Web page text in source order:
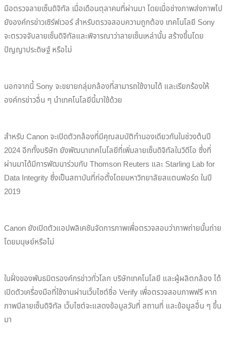
มือตรวจลายเซ็นดิจิทัล เมื่อเดือนตุลาคมที่ผ่านมา โดยเมื่อช่างภาพส่งภาพไป
ยังองค์กรข่าวเซิร์ฟเวอร์ สำหรับตรวจสอบความถูกต้อง เทคโนโลยี Sony
จะตรวจจับลายเซ็นดิจิทัลและพิจารณาว่าลายเซ็นเหล่านั้น สร้างขึ้นโดย
ปัญญาประดิษฐ์ หรือไม่
นอกจากนี้ Sony จะขยายกลุ่มกล้องที่สามารถใช้งานได้ และเรียกร้องให้
องค์กรข่าวอื่น ๆ นำเทคโนโลยีนี้มาใช้ด้วย
สำหรับ Canon จะเปิดตัวกล้องที่มีคุณสมบัติทำนองเดียวกันในช่วงต้นปี
2024 อีกทั้งบริษัท ยังพัฒนาเทคโนโลยีที่เพิ่มลายเซ็นดิจิทัลในวิดีโอ ซึ่งที่
ผ่านมาได้มีการพัฒนาร่วมกับ Thomson Reuters และ Starling Lab for
Data Integrity ซึ่งเป็นสถาบันที่ก่อตั้งโดยมหาวิทยาลัยสแตนฟอร์ด ในปี
2019
Canon ยังเปิดตัวแอปพลิเคชันจัดการภาพเพื่อตรวจสอบว่าภาพถ่ายนั้นถ่าย
โดยมนุษย์หรือไม่
ในฝั่งของพันธมิตรองค์กรข่าวทั่วโลก บริษัทเทคโนโลยี และผู้ผลิตกล้อง ได้
เปิดตัวเครื่องมือที่ใช้งานผ่านเว็บไซต์ชื่อ Verify เพื่อตรวจสอบภาพฟรี หาก
ภาพมีลายเซ็นดิจิทัล เว็บไซต์จะแสดงข้อมูลวันที่ สถานที่ และข้อมูลอื่น ๆ ขึ้น
มา